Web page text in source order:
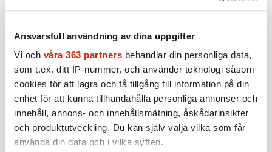
Ansvarsfull användning av dina uppgifter
Vi och våra 363 partners behandlar din personliga data,
som t.ex. ditt IP-nummer, och använder teknologi såsom
cookies för att lagra och få tillgång till information på din
enhet för att kunna tillhandahålla personliga annonser och
innehåll, annons- och innehållsmätning, åskådarinsikter
och produktutveckling. Du kan själv välja vilka som får
använda din data och i vilka syften.
Trump i augusti, när kandidatens
opinionssiffror började dala. Den förra
kampanjchefen och pr-veteranen Paul
Manafort hade misslyckats med att tämja
Trump och fick sparken (att New York Times
avslöjat att Manafort fått 13 miljoner dollar
som lobbyist för en prorysk kampanj i